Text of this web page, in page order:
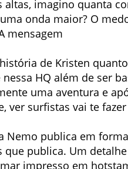
altas, imagino quanta
onda maior? O
mensagem
de Kristen
nessa HQ além de ser
uma aventura e
ver surfistas vai te
Nemo publica em
que publica. Um
impresso em